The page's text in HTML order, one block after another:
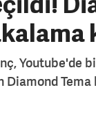
Youtube'de
Tema